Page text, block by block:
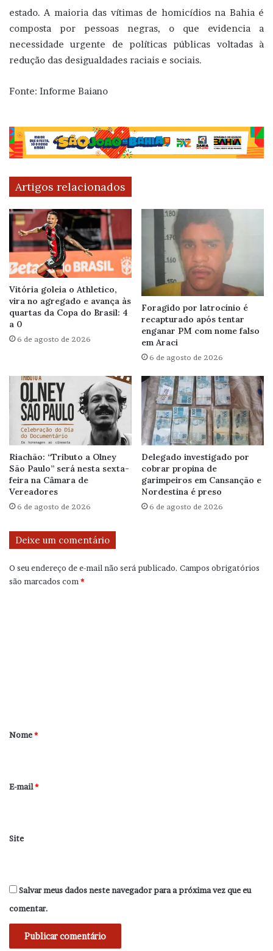
estado. A maioria das vítimas de homicídios na Bahia é
composta por pessoas negras, o que evidencia a
necessidade urgente de políticas públicas voltadas à
redução das desigualdades raciais e sociais.
Fonte: Informe Baiano
Artigos relacionados
Vitória goleia o Athletico,
vira no agregado e avança às
quartas da Copa do Brasil: 4
a 0
6 de agosto de 2026
Foragido por latrocínio é
recapturado após tentar
enganar PM com nome falso
em Araci
6 de agosto de 2026
Riachão: “Tributo a Olney
São Paulo” será nesta sexta-
feira na Câmara de
Vereadores
6 de agosto de 2026
Delegado investigado por
cobrar propina de
garimpeiros em Cansanção e
Nordestina é preso
6 de agosto de 2026
Deixe um comentário
O seu endereço de e-mail não será publicado. Campos obrigatórios
são marcados com *
r
*
Nome*
E-mail*
Site
Salvar meus dados neste navegador para a próxima vez que eu
comentar.